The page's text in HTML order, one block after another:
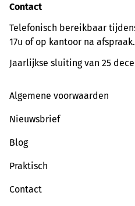
Contact
Telefonisch bereikbaar
17u of op kantoor na afspraak.
Jaarlijkse sluiting van 25
Algemene voorwaarden
Nieuwsbrief
Blog
Praktisch
Contact